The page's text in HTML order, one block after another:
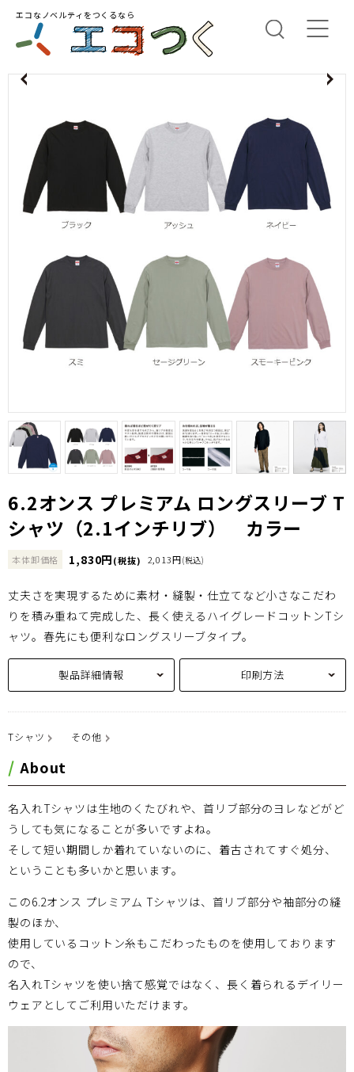
エコなノベルティをつくるなら
6.2オンス プレミアム ロングスリーブ T
シャツ（2.1インチリブ） カラー
本体卸価格 1,830円(税抜) 2,013円(税込)
丈夫さを実現するために素材・縫製・仕立てなど小さなこだわ
りを積み重ねて完成した、長く使えるハイグレードコットンTシ
ャツ。春先にも便利なロングスリーブタイプ。
製品詳細情報 印刷方法
Tシャツ その他
About
名入れTシャツは生地のくたびれや、首リブ部分のヨレなどがど
うしても気になることが多いですよね。
そして短い期間しか着れていないのに、着古されてすぐ処分、
ということも多いかと思います。
この6.2オンス プレミアム Tシャツは、首リブ部分や袖部分の縫
製のほか、
使用しているコットン糸もこだわったものを使用しております
ので、
名入れTシャツを使い捨て感覚ではなく、長く着られるデイリー
ウェアとしてご利用いただけます。